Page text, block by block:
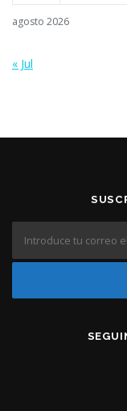
agosto 2026
« Jul